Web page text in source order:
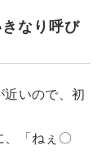
なり呼び
いので、初
、「ねぇ〇